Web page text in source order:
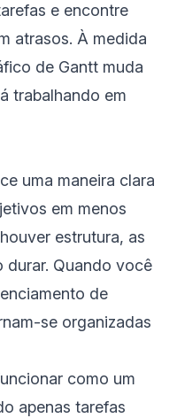
e encontre
atrasos. À medida
de Gantt muda
trabalhando em
uma maneira clara
em menos
estrutura, as
durar. Quando você
de
se organizadas
como um
apenas tarefas